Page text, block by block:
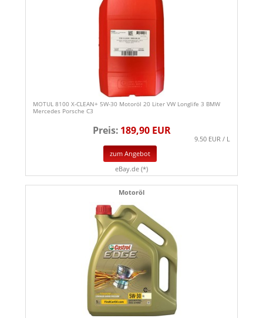
MOTUL 8100 X-CLEAN+ 5W-30 Motoröl 20 Liter VW Longlife 3 BMW
Mercedes Porsche C3
Preis: 189,90 EUR
9.50 EUR / L
zum Angebot
eBay.de (*)
Motoröl